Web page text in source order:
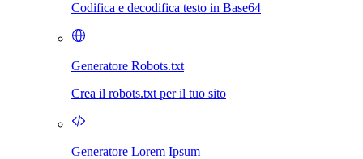
Codifica e decodifica testo in Base64
Generatore Robots.txt
Crea il robots.txt per il tuo sito
Generatore Lorem Ipsum